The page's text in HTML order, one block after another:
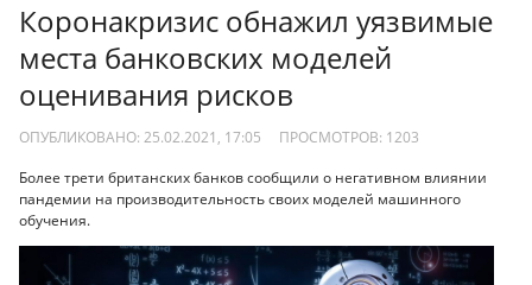
Коронакризис обнажил уязвимые
места банковских моделей
оценивания рисков
ОПУБЛИКОВАНО: 25.02.2021, 17:05 ПРОСМОТРОВ: 1203
Более трети британских банков сообщили о негативном влиянии
пандемии на производительность своих моделей машинного
обучения.